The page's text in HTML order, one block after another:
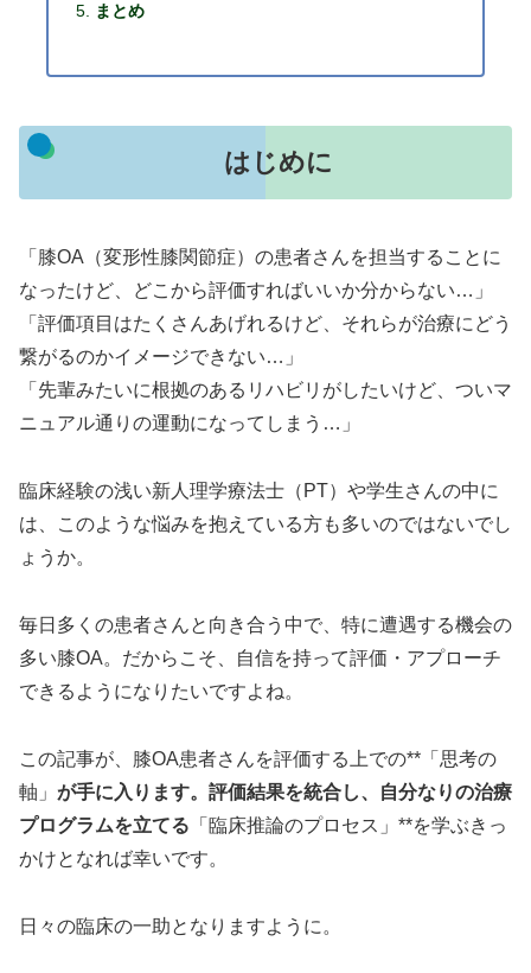
まとめ
はじめに
「膝OA（変形性膝関節症）の患者さんを担当することに
なったけど、どこから評価すればいいか分からない…」
「評価項目はたくさんあげれるけど、それらが治療にどう
繋がるのかイメージできない…」
「先輩みたいに根拠のあるリハビリがしたいけど、ついマ
ニュアル通りの運動になってしまう…」
臨床経験の浅い新人理学療法士（PT）や学生さんの中に
は、このような悩みを抱えている方も多いのではないでし
ょうか。
毎日多くの患者さんと向き合う中で、特に遭遇する機会の
多い膝OA。だからこそ、自信を持って評価・アプローチ
できるようになりたいですよね。
この記事が、膝OA患者さんを評価する上での**「思考の
軸」 が手に入ります。評価結果を統合し、自分なりの治療
プログラムを立てる 「臨床推論のプロセス」**を学ぶきっ
かけとなれば幸いです。
日々の臨床の一助となりますように。